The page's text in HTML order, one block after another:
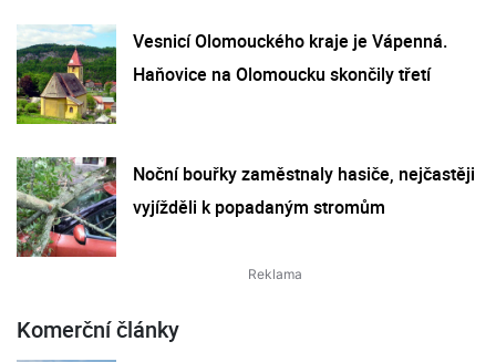
Vesnicí Olomouckého kraje je Vápenná.
Haňovice na Olomoucku skončily třetí
Noční bouřky zaměstnaly hasiče, nejčastěji
vyjížděli k popadaným stromům
Komerční články